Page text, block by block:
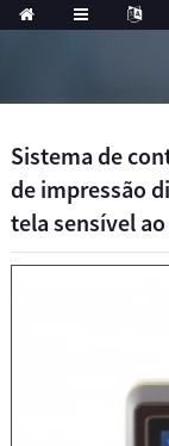
Sistema de
de impressão
tela sensível